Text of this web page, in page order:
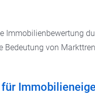
Immobilienbewertung
von